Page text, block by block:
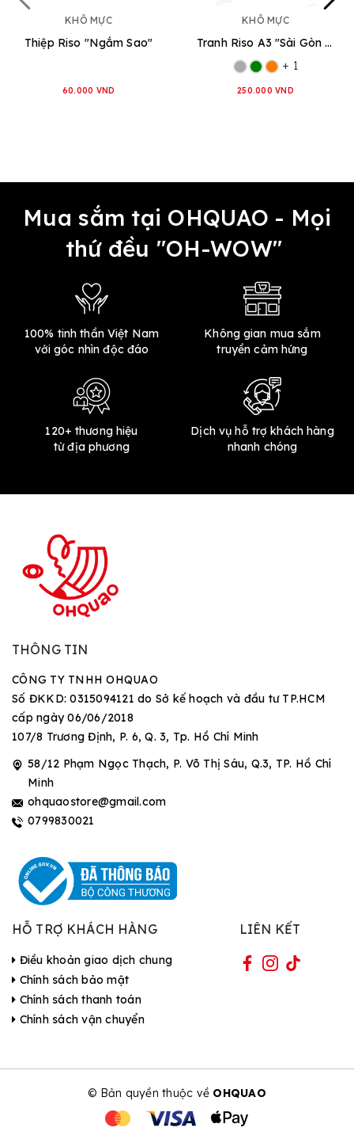
KHÔ MỰC
Thiệp Riso "Ngắm Sao"
60.000 VND
KHÔ MỰC
Tranh Riso A3 "Sài Gòn Map"
+ 1
250.000 VND
Mua sắm tại OHQUAO - Mọi
thứ đều "OH-WOW"
100% tinh thần Việt Nam
với góc nhìn độc đáo
Không gian mua sắm
truyền cảm hứng
120+ thương hiệu
từ địa phương
Dịch vụ hỗ trợ khách hàng
nhanh chóng
THÔNG TIN
CÔNG TY TNHH OHQUAO
Số ĐKKD: 0315094121 do Sở kế hoạch và đầu tư TP.HCM
cấp ngày 06/06/2018
107/8 Trương Định, P. 6, Q. 3, Tp. Hồ Chí Minh
58/12 Phạm Ngọc Thạch, P. Võ Thị Sáu, Q.3, TP. Hồ Chí
Minh
ohquaostore@gmail.com
0799830021
HỖ TRỢ KHÁCH HÀNG
Điều khoản giao dịch chung
Chính sách bảo mật
Chính sách thanh toán
Chính sách vận chuyển
LIÊN KẾT
© Bản quyền thuộc về OHQUAO
| Cung cấp bởi Sapo